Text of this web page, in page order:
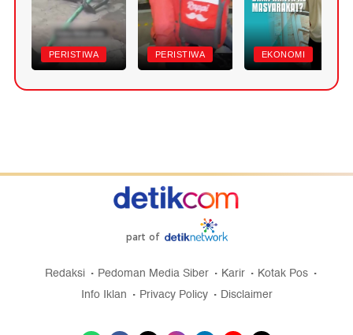
PERISTIWA PERISTIWA EKONOMI
part of
Redaksi Pedoman Media Siber Karir
Kotak Pos
Info Iklan
Privacy Policy Disclaimer